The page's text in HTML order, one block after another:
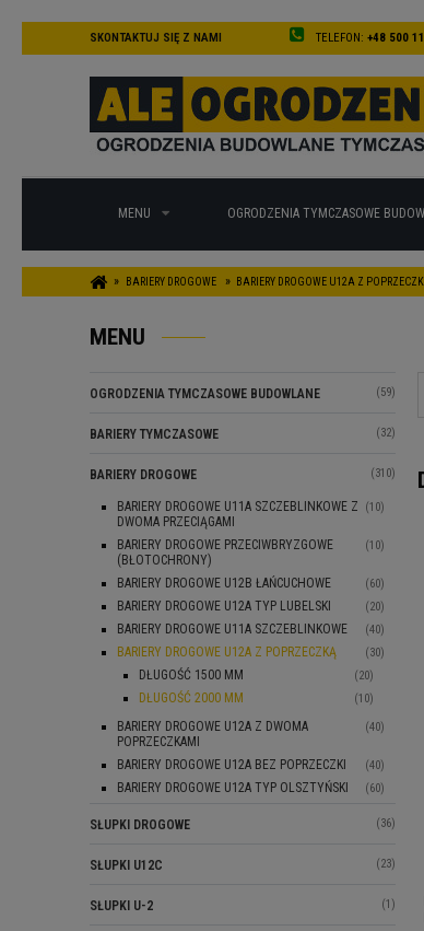
SKONTAKTUJ SIĘ Z NAMI TELEFON: +48 500
MENU OGRODZENIA TYMCZASOWE
» BARIERY DROGOWE » BARIERY DROGOWE U12A Z
MENU
OGRODZENIA TYMCZASOWE BUDOWLANE (59)
BARIERY TYMCZASOWE (32)
BARIERY DROGOWE (310)
BARIERY DROGOWE U11A SZCZEBLINKOWE Z
DWOMA PRZECIĄGAMI
(10)
BARIERY DROGOWE PRZECIWBRYZGOWE
(BŁOTOCHRONY)
(10)
BARIERY DROGOWE U12B ŁAŃCUCHOWE (60)
BARIERY DROGOWE U12A TYP LUBELSKI (20)
BARIERY DROGOWE U11A SZCZEBLINKOWE (40)
BARIERY DROGOWE U12A Z POPRZECZKĄ (30)
DŁUGOŚĆ 1500 MM (20)
DŁUGOŚĆ 2000 MM (10)
BARIERY DROGOWE U12A Z DWOMA
POPRZECZKAMI
(40)
BARIERY DROGOWE U12A BEZ POPRZECZKI (40)
BARIERY DROGOWE U12A TYP OLSZTYŃSKI (60)
SŁUPKI DROGOWE (36)
SŁUPKI U12C (23)
SŁUPKI U-2 (1)